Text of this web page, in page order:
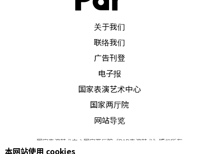
水塘成为主要场景道具，舞者在接近表演后段时，
尽情泼洒水，水向空中四溢的弧线，成为场景延
伸，也为前排观众带来「湿意」的惊喜。
》创造成人童话
绝对无法错过的，是普雷祖卡芭蕾舞团首演新作
《白雪公主》，这支舞码是里昂双年舞蹈节压轴重
关于我们
联络我们
广告刊登
电子报
国家表演艺术中心
国家两厅院
网站导览
国家表演艺术中心国家两厅院《PAR表演艺术》版权所有
本网站使用 cookies